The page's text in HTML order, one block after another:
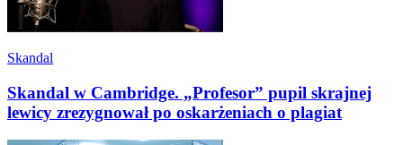
Skandal
Skandal w Cambridge. „Profesor” pupil skrajnej
lewicy zrezygnował po oskarżeniach o plagiat